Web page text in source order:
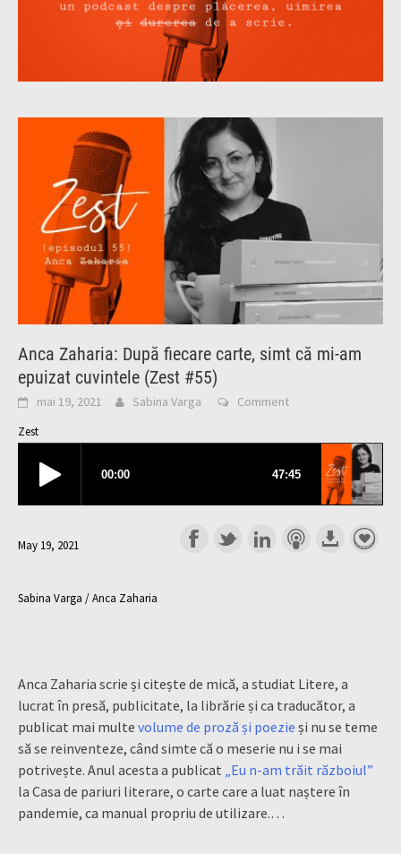
Anca Zaharia: După fiecare carte, simt că mi-am
epuizat cuvintele (Zest #55)
mai 19, 2021 Sabina Varga Comment
Zest
May 19, 2021
Sabina Varga / Anca Zaharia
Anca Zaharia scrie și citește de mică, a studiat Litere, a
lucrat în presă, publicitate, la librărie și ca traducător, a
publicat mai multe volume de proză și poezie și nu se teme
să se reinventeze, când simte că o meserie nu i se mai
potrivește. Anul acesta a publicat „Eu n-am trăit războiul”
la Casa de pariuri literare, o carte care a luat naștere în
pandemie, ca manual propriu de utilizare.…